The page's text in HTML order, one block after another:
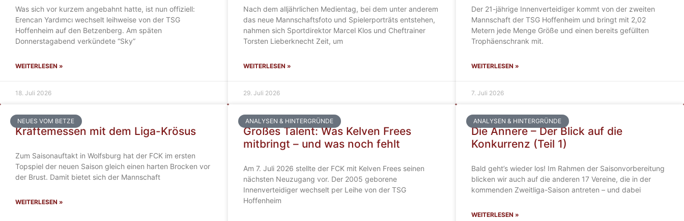
Was sich vor kurzem angebahnt hatte, ist nun offiziell:
Erencan Yardımcı wechselt leihweise von der TSG
Hoffenheim auf den Betzenberg. Am späten
Donnerstagabend verkündete “Sky”
WEITERLESEN »
18. Juli 2026
Nach dem alljährlichen Medientag, bei dem unter anderem
das neue Mannschaftsfoto und Spielerporträts entstehen,
nahmen sich Sportdirektor Marcel Klos und Cheftrainer
Torsten Lieberknecht Zeit, um
WEITERLESEN »
29. Juli 2026
Der 21-jährige Innenverteidiger kommt von der zweiten
Mannschaft der TSG Hoffenheim und bringt mit 2,02
Metern jede Menge Größe und einen bereits gefüllten
Trophäenschrank mit.
WEITERLESEN »
7. Juli 2026
NEUES VOM BETZE
Kräftemessen mit dem Liga-Krösus
Zum Saisonauftakt in Wolfsburg hat der FCK im ersten
Topspiel der neuen Saison gleich einen harten Brocken vor
der Brust. Damit bietet sich der Mannschaft
WEITERLESEN »
ANALYSEN & HINTERGRÜNDE
Großes Talent: Was Kelven Frees
mitbringt – und was noch fehlt
Am 7. Juli 2026 stellte der FCK mit Kelven Frees seinen
nächsten Neuzugang vor. Der 2005 geborene
Innenverteidiger wechselt per Leihe von der TSG
Hoffenheim
ANALYSEN & HINTERGRÜNDE
Die Annere – Der Blick auf die
Konkurrenz (Teil 1)
Bald geht’s wieder los! Im Rahmen der Saisonvorbereitung
blicken wir auch auf die anderen 17 Vereine, die in der
kommenden Zweitliga-Saison antreten – und dabei
WEITERLESEN »